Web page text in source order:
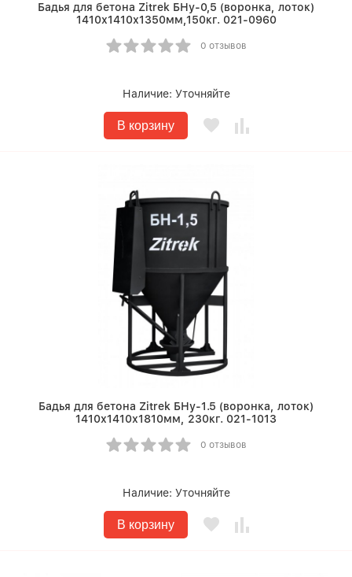
Бадья для бетона Zitrek БНу-0,5 (воронка, лоток)
1410х1410х1350мм,150кг. 021-0960
0 отзывов
Наличие: Уточняйте
В корзину
Бадья для бетона Zitrek БНу-1.5 (воронка, лоток)
1410х1410х1810мм, 230кг. 021-1013
0 отзывов
Наличие: Уточняйте
В корзину